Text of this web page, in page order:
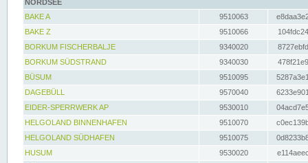
NORDSEE
BAKE A
9510063
BAKE Z
9510066
BORKUM FISCHERBALJE
9340020
BORKUM SÜDSTRAND
9340030
BÜSUM
9510095
DAGEBÜLL
9570040
EIDER-SPERRWERK AP
9530010
HELGOLAND BINNENHAFEN
9510070
HELGOLAND SÜDHAFEN
9510075
HUSUM
9530020